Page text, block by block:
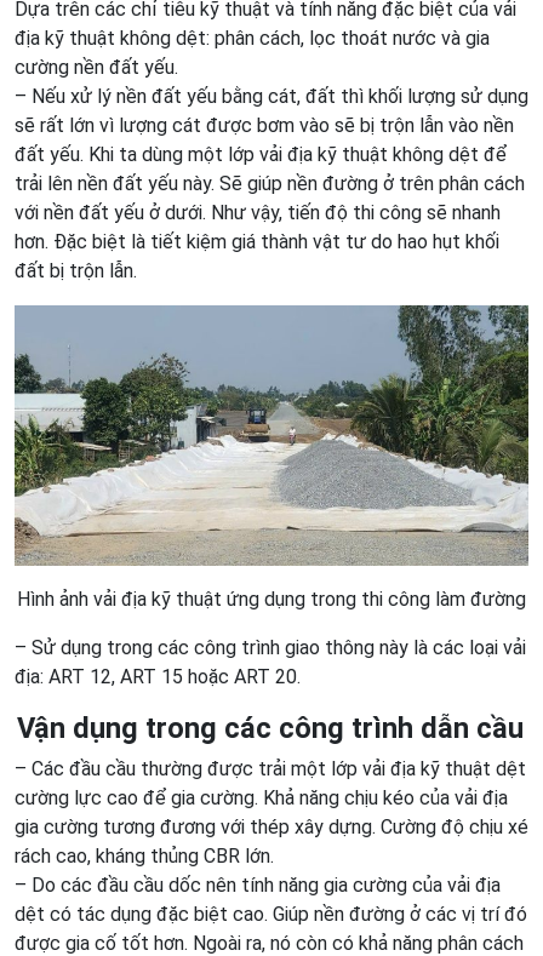
Dựa trên các chỉ tiêu kỹ thuật và tính năng đặc biệt của vải
địa kỹ thuật không dệt: phân cách, lọc thoát nước và gia
cường nền đất yếu.
– Nếu xử lý nền đất yếu bằng cát, đất thì khối lượng sử dụng
sẽ rất lớn vì lượng cát được bơm vào sẽ bị trộn lẫn vào nền
đất yếu. Khi ta dùng một lớp vải địa kỹ thuật không dệt để
trải lên nền đất yếu này. Sẽ giúp nền đường ở trên phân cách
với nền đất yếu ở dưới. Như vậy, tiến độ thi công sẽ nhanh
hơn. Đặc biệt là tiết kiệm giá thành vật tư do hao hụt khối
đất bị trộn lẫn.
Hình ảnh vải địa kỹ thuật ứng dụng trong thi công làm đường
– Sử dụng trong các công trình giao thông này là các loại vải
địa: ART 12, ART 15 hoặc ART 20.
Vận dụng trong các công trình dẫn cầu
– Các đầu cầu thường được trải một lớp vải địa kỹ thuật dệt
cường lực cao để gia cường. Khả năng chịu kéo của vải địa
gia cường tương đương với thép xây dựng. Cường độ chịu xé
rách cao, kháng thủng CBR lớn.
– Do các đầu cầu dốc nên tính năng gia cường của vải địa
dệt có tác dụng đặc biệt cao. Giúp nền đường ở các vị trí đó
được gia cố tốt hơn. Ngoài ra, nó còn có khả năng phân cách